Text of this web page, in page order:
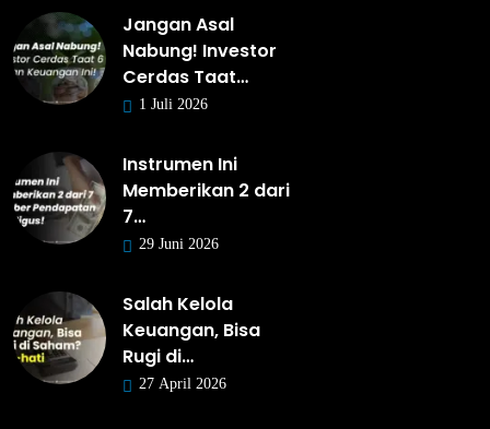
Jangan Asal
Nabung! Investor
Cerdas Taat…
1 Juli 2026
Instrumen Ini
Memberikan 2 dari
7…
29 Juni 2026
Salah Kelola
Keuangan, Bisa
Rugi di…
27 April 2026